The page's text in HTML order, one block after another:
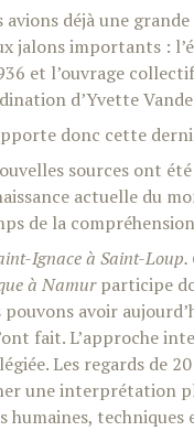
avions déjà une
jalons importants :
et l’ouvrage
d’Yvette
donc cette
sources ont
actuelle du
de la
Ignace à Saint-Loup.
à Namurparticipe
pouvons avoir
fait. L’approche
Les regards de
une interprétation
humaines,